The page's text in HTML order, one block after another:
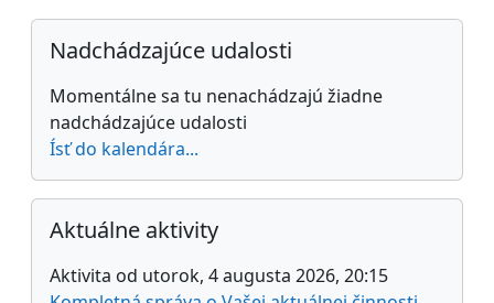
Dodatočné bloky
Preskočiť Nadchádzajúce udalosti
Nadchádzajúce udalosti
Momentálne sa tu nenachádzajú žiadne
nadchádzajúce udalosti
Ísť do kalendára...
Preskočiť Aktuálne aktivity
Aktuálne aktivity
Aktivita od utorok, 4 augusta 2026, 20:15